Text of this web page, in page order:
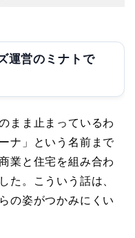
運営のミナトで
まま止まっているわ
ナ」という名前まで
業と住宅を組み合わ
た。こういう話は、
の姿がつかみにくい